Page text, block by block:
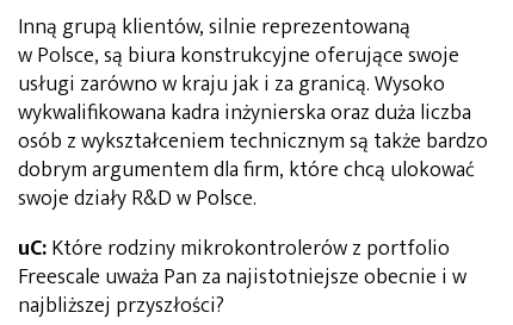
Inną grupą klientów, silnie reprezentowaną
w Polsce, są biura konstrukcyjne oferujące swoje
usługi zarówno w kraju jak i za granicą. Wysoko
wykwalifikowana kadra inżynierska oraz duża liczba
osób z wykształceniem technicznym są także bardzo
dobrym argumentem dla firm, które chcą ulokować
swoje działy R&D w Polsce.
uC:Które rodziny mikrokontrolerów z portfolio
Freescale uważa Pan za najistotniejsze obecnie i w
najbliższej przyszłości?